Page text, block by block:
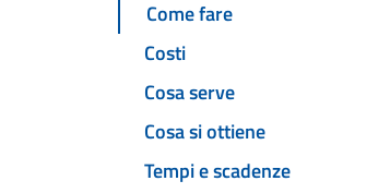
Come fare
Costi
Cosa serve
Cosa si ottiene
Tempi e scadenze